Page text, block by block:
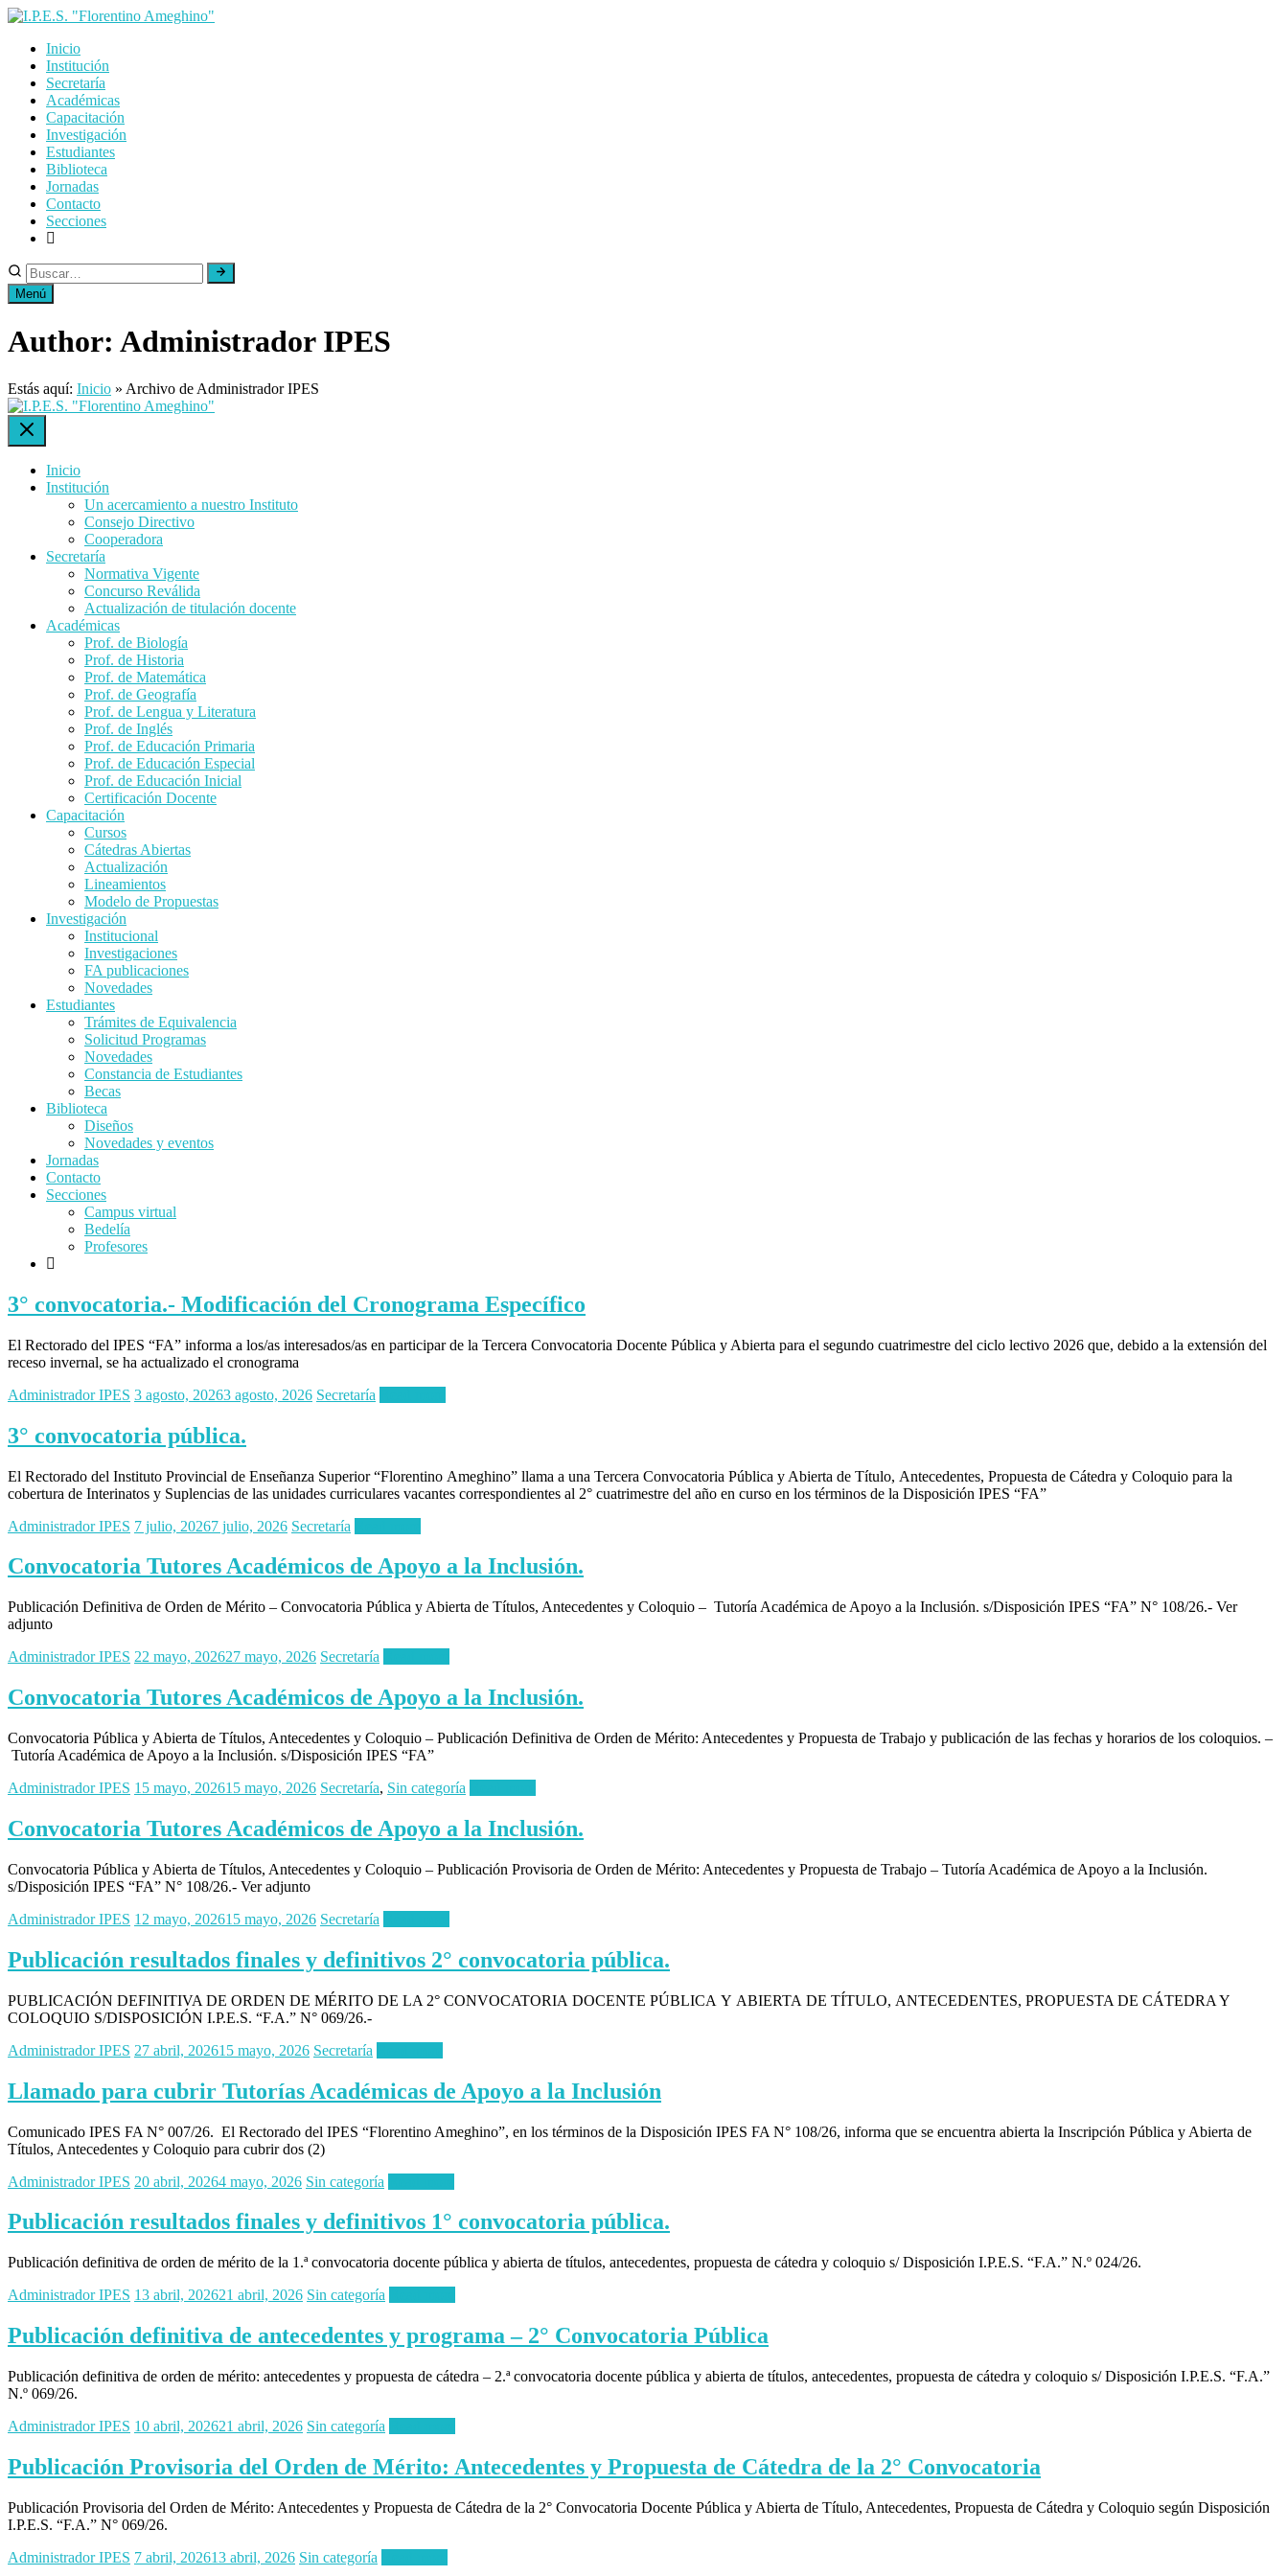
Skip
contentInicio
Institución
Secretaría
Académicas
Capacitación
Investigación
Estudiantes
Biblioteca
Jornadas
Contacto
Secciones
Menú
Author: Administrador IPES
Estás aquí: Inicio » Archivo de Administrador IPES
Inicio
Institución
Un acercamiento a nuestro Instituto
Consejo Directivo
Cooperadora
Secretaría
Normativa Vigente
Concurso Reválida
Actualización de titulación docente
Académicas
Prof. de Biología
Prof. de Historia
Prof. de Matemática
Prof. de Geografía
Prof. de Lengua y Literatura
Prof. de Inglés
Prof. de Educación Primaria
Prof. de Educación Especial
Prof. de Educación Inicial
Certificación Docente
Capacitación
Cursos
Cátedras Abiertas
Actualización
Lineamientos
Modelo de Propuestas
Investigación
Institucional
Investigaciones
FA publicaciones
Novedades
Estudiantes
Trámites de Equivalencia
Solicitud Programas
Novedades
Constancia de Estudiantes
Becas
Biblioteca
Diseños
Novedades y eventos
Jornadas
Contacto
Secciones
Campus virtual
Bedelía
Profesores
3° convocatoria.- Modificación del Cronograma Específico
El Rectorado del IPES “FA” informa a los/as interesados/as en participar de la Tercera Convocatoria Docente Pública y Abierta para el segundo cuatrimestre del ciclo lectivo 2026 que, debido a la extensión del
receso invernal, se ha actualizado el cronograma
Administrador IPES 3 agosto, 20263 agosto, 2026 Secretaría
3° convocatoria pública.
El Rectorado del Instituto Provincial de Enseñanza Superior “Florentino Ameghino” llama a una Tercera Convocatoria Pública y Abierta de Título, Antecedentes, Propuesta de Cátedra y Coloquio para la
cobertura de Interinatos y Suplencias de las unidades curriculares vacantes correspondientes al 2° cuatrimestre del año en curso en los términos de la Disposición IPES “FA”
Administrador IPES 7 julio, 20267 julio, 2026 Secretaría
Convocatoria Tutores Académicos de Apoyo a la Inclusión.
Publicación Definitiva de Orden de Mérito – Convocatoria Pública y Abierta de Títulos, Antecedentes y Coloquio – Tutoría Académica de Apoyo a la Inclusión. s/Disposición IPES “FA” N° 108/26.- Ver
adjunto
Administrador IPES 22 mayo, 202627 mayo, 2026 Secretaría
Convocatoria Tutores Académicos de Apoyo a la Inclusión.
Convocatoria Pública y Abierta de Títulos, Antecedentes y Coloquio – Publicación Definitiva de Orden de Mérito: Antecedentes y Propuesta de Trabajo y publicación de las fechas y horarios de los coloquios. –
Tutoría Académica de Apoyo a la Inclusión. s/Disposición IPES “FA”
Administrador IPES 15 mayo, 202615 mayo, 2026 Secretaría, Sin categoría
Convocatoria Tutores Académicos de Apoyo a la Inclusión.
Convocatoria Pública y Abierta de Títulos, Antecedentes y Coloquio – Publicación Provisoria de Orden de Mérito: Antecedentes y Propuesta de Trabajo – Tutoría Académica de Apoyo a la Inclusión.
s/Disposición IPES “FA” N° 108/26.- Ver adjunto
Administrador IPES 12 mayo, 202615 mayo, 2026 Secretaría
Publicación resultados finales y definitivos 2° convocatoria pública.
PUBLICACIÓN DEFINITIVA DE ORDEN DE MÉRITO DE LA 2° CONVOCATORIA DOCENTE PÚBLICA Y ABIERTA DE TÍTULO, ANTECEDENTES, PROPUESTA DE CÁTEDRA Y
COLOQUIO S/DISPOSICIÓN I.P.E.S. “F.A.” N° 069/26.-
Administrador IPES 27 abril, 202615 mayo, 2026 Secretaría
Llamado para cubrir Tutorías Académicas de Apoyo a la Inclusión
Comunicado IPES FA N° 007/26. El Rectorado del IPES “Florentino Ameghino”, en los términos de la Disposición IPES FA N° 108/26, informa que se encuentra abierta la Inscripción Pública y Abierta de
Títulos, Antecedentes y Coloquio para cubrir dos (2)
Administrador IPES 20 abril, 20264 mayo, 2026 Sin categoría
Publicación resultados finales y definitivos 1° convocatoria pública.
Publicación definitiva de orden de mérito de la 1.ª convocatoria docente pública y abierta de títulos, antecedentes, propuesta de cátedra y coloquio s/ Disposición I.P.E.S. “F.A.” N.º 024/26.
Administrador IPES 13 abril, 202621 abril, 2026 Sin categoría
Publicación definitiva de antecedentes y programa – 2° Convocatoria Pública
Publicación definitiva de orden de mérito: antecedentes y propuesta de cátedra – 2.ª convocatoria docente pública y abierta de títulos, antecedentes, propuesta de cátedra y coloquio s/ Disposición I.P.E.S. “F.A.”
N.º 069/26.
Administrador IPES 10 abril, 202621 abril, 2026 Sin categoría
Publicación Provisoria del Orden de Mérito: Antecedentes y Propuesta de Cátedra de la 2° Convocatoria
Publicación Provisoria del Orden de Mérito: Antecedentes y Propuesta de Cátedra de la 2° Convocatoria Docente Pública y Abierta de Título, Antecedentes, Propuesta de Cátedra y Coloquio según Disposición
I.P.E.S. “F.A.” N° 069/26.
Administrador IPES 7 abril, 202613 abril, 2026 Sin categoría